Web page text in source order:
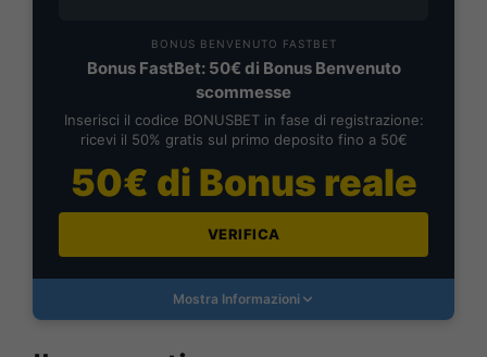
BONUS BENVENUTO FASTBET
Bonus FastBet: 50€ di Bonus Benvenuto
scommesse
Inserisci il codice BONUSBET in fase di registrazione:
ricevi il 50% gratis sul primo deposito fino a 50€
50€ di Bonus reale
VERIFICA
Mostra Informazioni